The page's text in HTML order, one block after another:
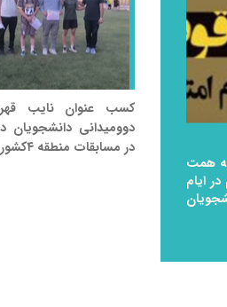
همت
ایام
کسب عنوان نایب
دوومیدانی دانشجویان
در مسابقات منطقه ۴کشور